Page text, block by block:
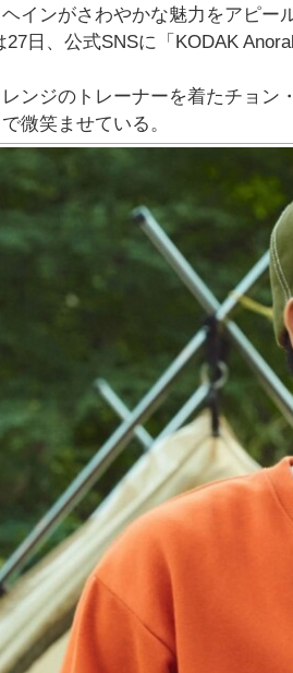
インがさわやかな魅力をアピー
日、公式SNSに「KODAK
ンジのトレーナーを着たチョン
微笑ませている。